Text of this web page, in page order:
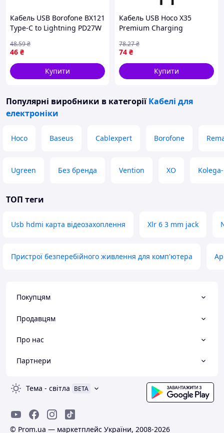
Кабель USB Borofone BX121
Type-C to Lightning PD27W
46 ₴
48.59₴
Купити
Кабель USB Hoco X35
Premium Charging
(17002084)
74 ₴
78.27₴
Купити
Популярні виробники в категорії Кабелі для
електроніки
Hoco Baseus Cablexpert Borofone
Ugreen Без бренда Vention XO
ТОП теги
Usb hdmi карта відеозахоплення Xlr 6 3 mm jack
Пристрої безперебійного живлення для комп'ютера
Покупцям
Продавцям
Про нас
Партнери
Тема - світла BETA
© Prom.ua — маркетплейс України, 2008-2026